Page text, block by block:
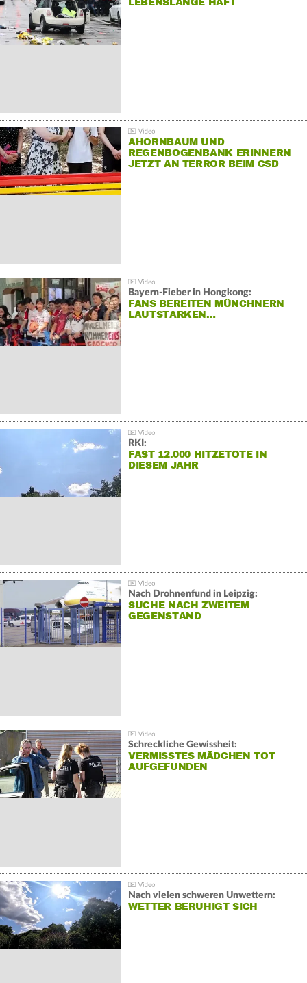
LEBENSLANGE HAFT
AHORNBAUM UND
REGENBOGENBANK ERINNERN
JETZT AN TERROR BEIM CSD
Bayern-Fieber in Hongkong:
FANS BEREITEN MÜNCHNERN
LAUTSTARKEN…
RKI:
FAST 12.000 HITZETOTE IN
DIESEM JAHR
Nach Drohnenfund in Leipzig:
SUCHE NACH ZWEITEM
GEGENSTAND
Schreckliche Gewissheit:
VERMISSTES MÄDCHEN TOT
AUFGEFUNDEN
Nach vielen schweren Unwettern:
WETTER BERUHIGT SICH